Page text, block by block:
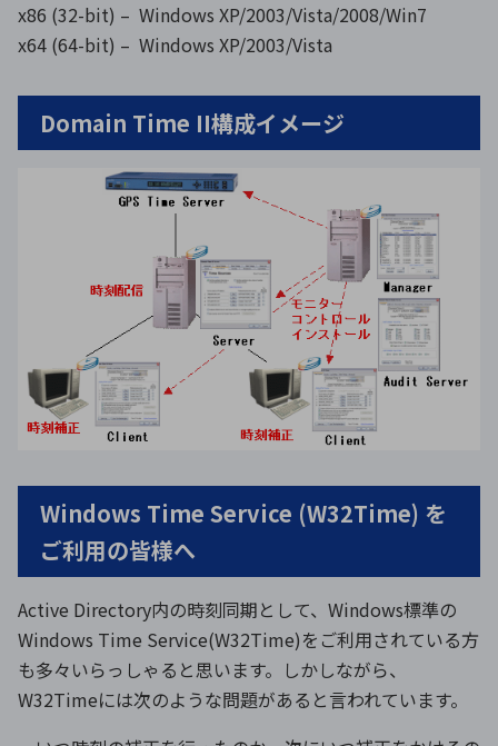
x86 (32-bit) – Windows XP/2003/Vista/2008/Win7
x64 (64-bit) – Windows XP/2003/Vista
Domain Time II構成イメージ
Windows Time Service (W32Time) を
ご利用の皆様へ
Active Directory内の時刻同期として、Windows標準の
Windows Time Service(W32Time)をご利用されている方
も多々いらっしゃると思います。しかしながら、
W32Timeには次のような問題があると言われています。